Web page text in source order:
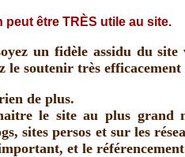
peut être TRÈS utile au site.
un fidèle assidu du site
le soutenir très
de plus.
le site au plus grand
sites persos et sur les
et le